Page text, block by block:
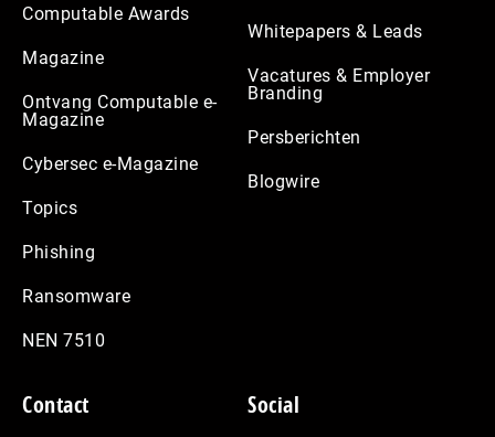
Computable Awards
Magazine
Ontvang Computable e-
Magazine
Cybersec e-Magazine
Topics
Phishing
Ransomware
NEN 7510
Whitepapers & Leads
Vacatures & Employer
Branding
Persberichten
Blogwire
Contact Social